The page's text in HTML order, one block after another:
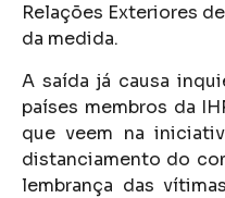
Relações Exteriores
da medida.
A saída já causa
países membros da
que veem na
distanciamento do
lembrança das